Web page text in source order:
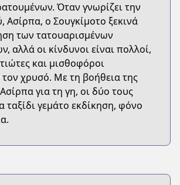
Όταν γνωρίζει την
Ασίρπα, ο Σουγκίμοτο ξεκινά
των τατουαρισμένων
αλλά οι κίνδυνοι είναι πολλοί,
και μισθοφόροι
χρυσό. Με τη βοήθεια της
για τη γη, οι δύο τους
ταξίδι γεμάτο εκδίκηση, φόνο